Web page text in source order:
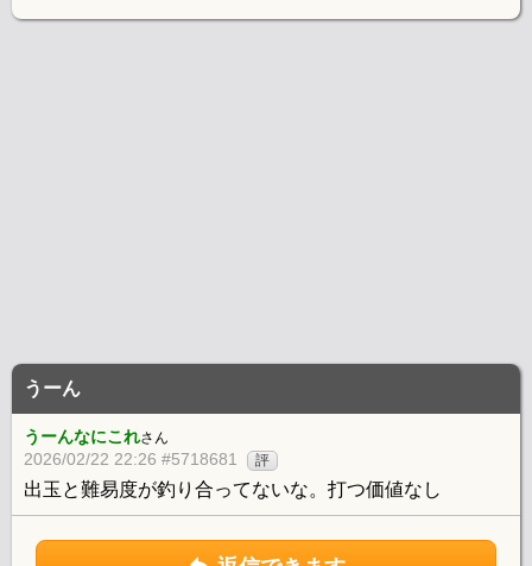
うーん
うーんなにこれさん
2026/02/22 22:26 #5718681 評
出玉と難易度が釣り合ってないな。打つ価値なし